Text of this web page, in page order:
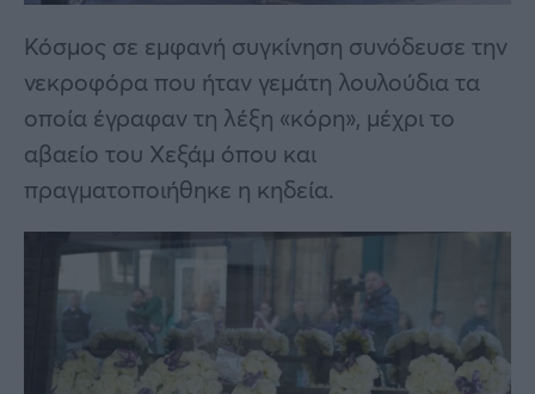
Κόσμος σε εμφανή συγκίνηση συνόδευσε την
νεκροφόρα που ήταν γεμάτη λουλούδια τα
οποία έγραφαν τη λέξη «κόρη», μέχρι το
αβαείο του Χεξάμ όπου και
πραγματοποιήθηκε η κηδεία.